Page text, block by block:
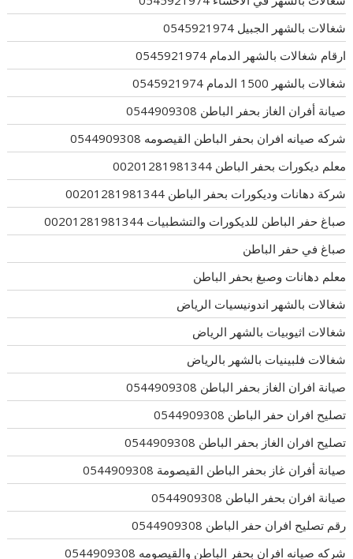
شغالات بالشهر الجبيل 0545921974
ارقام شغالات بالشهر الدمام 0545921974
شغالات بالشهر 1500 الدمام 0545921974
صيانة أفران الغاز بحفر الباطن 0544909308
شركه صيانه افران بحفر الباطن القيصومه 0544909308
معلم ديكورات بحفر الباطن 00201281981344
شركة دهانات وديكورات بحفر الباطن 00201281981344
صباغ حفر الباطن للديكورات والتشطبيات 00201281981344
صباغ في حفر الباطن
معلم دهانات وصبغ بحفر الباطن
شغالات بالشهر اندونيسيات الرياض
شغالات اثيوبيات بالشهر الرياض
شغالات فلبينيات بالشهر بالرياض
صيانة افران الغاز بحفر الباطن 0544909308
تصليح افران حفر الباطن 0544909308
تصليح افران الغاز بحفر الباطن 0544909308
صيانة أفران غاز بحفر الباطن القيصومة 0544909308
صيانة افران بحفر الباطن 0544909308
رقم تصليح افران حفر الباطن 0544909308
شركه صيانه افران بحفر الباطن والقيصومه 0544909308